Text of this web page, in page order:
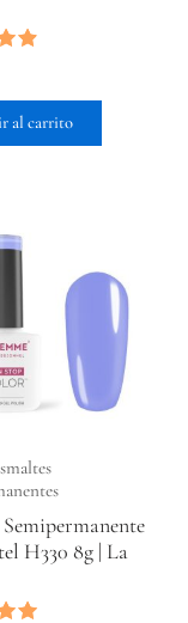
al carrito
H330 8g | La